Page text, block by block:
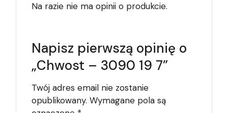
Na razie nie ma opinii o produkcie.
Napisz pierwszą opinię o
„Chwost – 3090 19 7”
Twój adres email nie zostanie
opublikowany. Wymagane pola są